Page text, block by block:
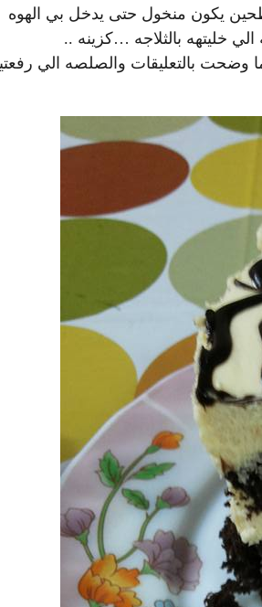
يكون منخول حتى يدخل بي الهوه
خليتهه بالثلاجه …كزينه ..
وضحت بالتعليقات والصلصه الي